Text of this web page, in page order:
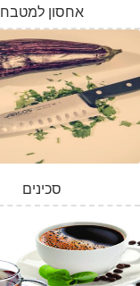
אחסון למטבח
סכינים